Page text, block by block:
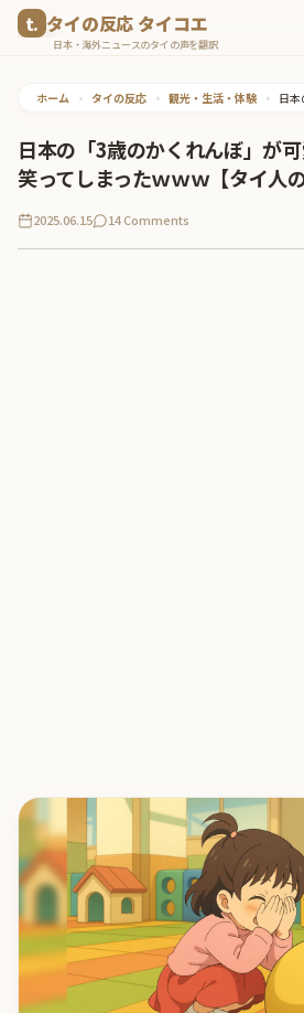
タイの反応 タイコエ
日本・海外ニュースのタイの声を翻訳
ホーム • タイの反応 • 観光・生活・体験 •
日本の「3歳のかくれんぼ」が
笑ってしまったｗｗｗ【タイ人の
2025.06.15 14 Comments